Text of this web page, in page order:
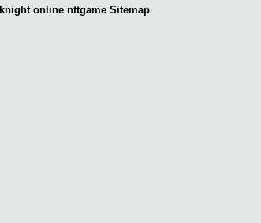
knight online nttgame Sitemap